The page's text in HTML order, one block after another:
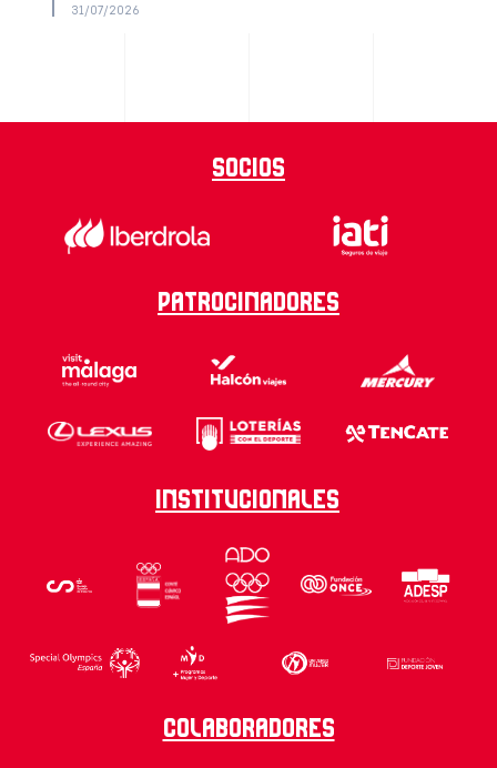
31/07/2026
Socios
Patrocinadores
Institucionales
Colaboradores